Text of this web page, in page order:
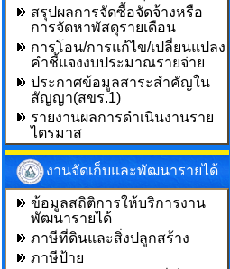
สรุปผลการจัดซื้อจัดจ้างหรือ
การจัดหาพัสดุรายเดือน
การโอน/การแก้ไข/เปลี่ยนแปลง
คำชี้แจงงบประมาณรายจ่าย
ประกาศข้อมูลสาระสำคัญใน
สัญญา(สขร.1)
รายงานผลการดำเนินงานราย
ไตรมาส
งานจัดเก็บและพัฒนารายได้
ข้อมูลสถิติการให้บริการงาน
พัฒนารายได้
ภาษีที่ดินและสิ่งปลูกสร้าง
ภาษีป้าย